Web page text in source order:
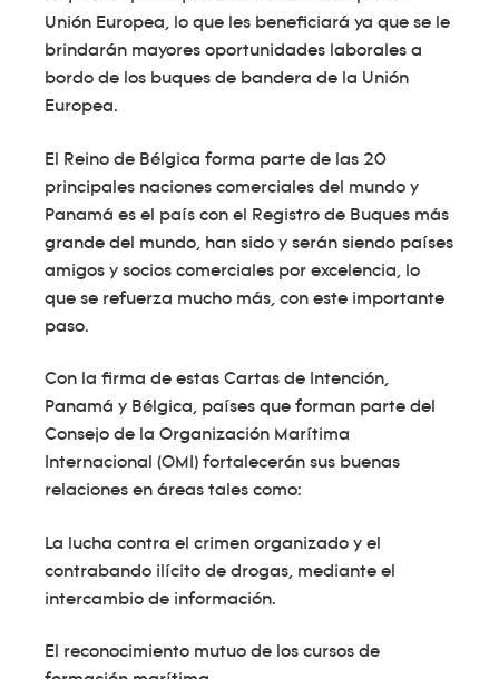
Unión Europea, lo que les beneficiará ya que se le
brindarán mayores oportunidades laborales a
bordo de los buques de bandera de la Unión
Europea.
El Reino de Bélgica forma parte de las 20
principales naciones comerciales del mundo y
Panamá es el país con el Registro de Buques más
grande del mundo, han sido y serán siendo países
amigos y socios comerciales por excelencia, lo
que se refuerza mucho más, con este importante
paso.
Con la firma de estas Cartas de Intención,
Panamá y Bélgica, países que forman parte del
Consejo de la Organización Marítima
Internacional (OMI) fortalecerán sus buenas
relaciones en áreas tales como:
La lucha contra el crimen organizado y el
contrabando ilícito de drogas, mediante el
intercambio de información.
El reconocimiento mutuo de los cursos de